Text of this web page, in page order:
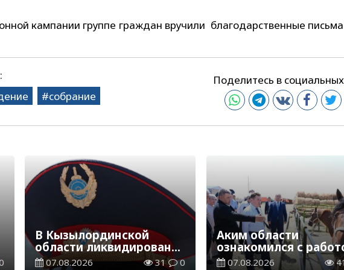
кампании группе граждан вручили благодарственные
собрание
Поделитесь в
В Кызылординской
области ликвидирована
группа нелегальных
07.08.2026 31 0
Аким области
ознакомился с
племенного
07.08.2026